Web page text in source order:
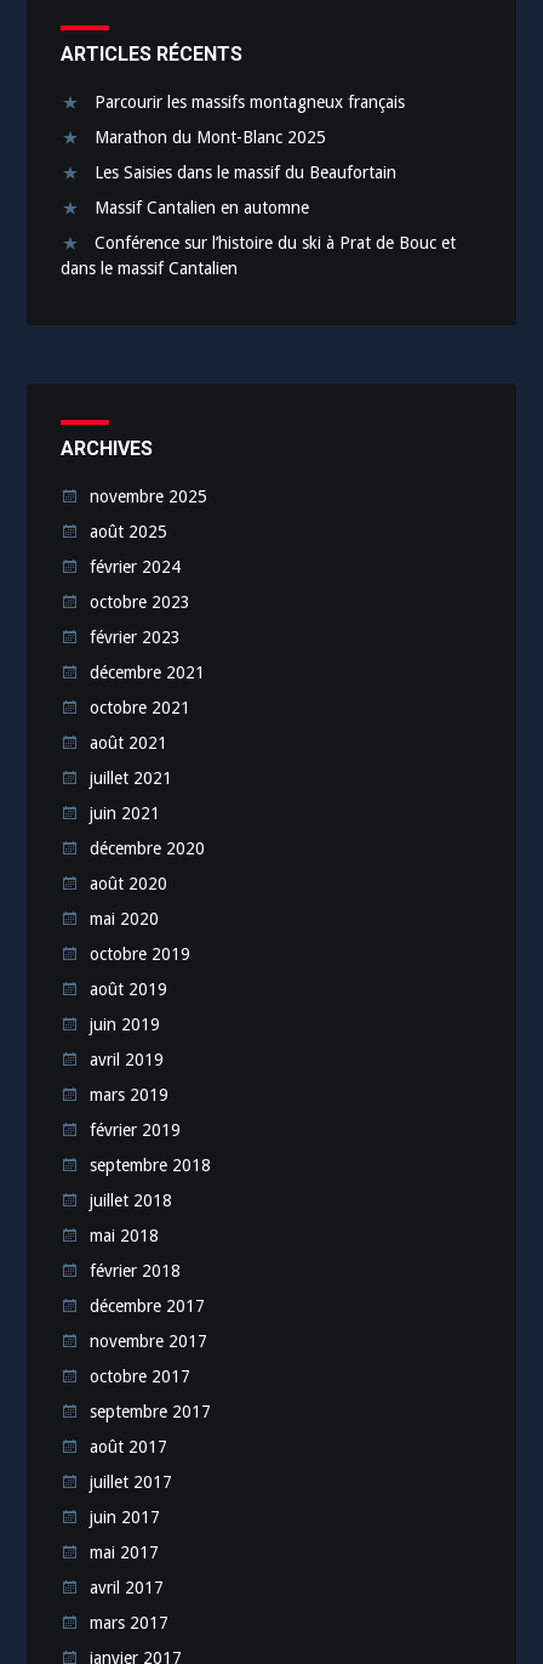
ARTICLES RÉCENTS
Parcourir les massifs montagneux français
Marathon du Mont-Blanc 2025
Les Saisies dans le massif du Beaufortain
Massif Cantalien en automne
Conférence sur l’histoire du ski à Prat de Bouc et
dans le massif Cantalien
ARCHIVES
novembre 2025
août 2025
février 2024
octobre 2023
février 2023
décembre 2021
octobre 2021
août 2021
juillet 2021
juin 2021
décembre 2020
août 2020
mai 2020
octobre 2019
août 2019
juin 2019
avril 2019
mars 2019
février 2019
septembre 2018
juillet 2018
mai 2018
février 2018
décembre 2017
novembre 2017
octobre 2017
septembre 2017
août 2017
juillet 2017
juin 2017
mai 2017
avril 2017
mars 2017
janvier 2017